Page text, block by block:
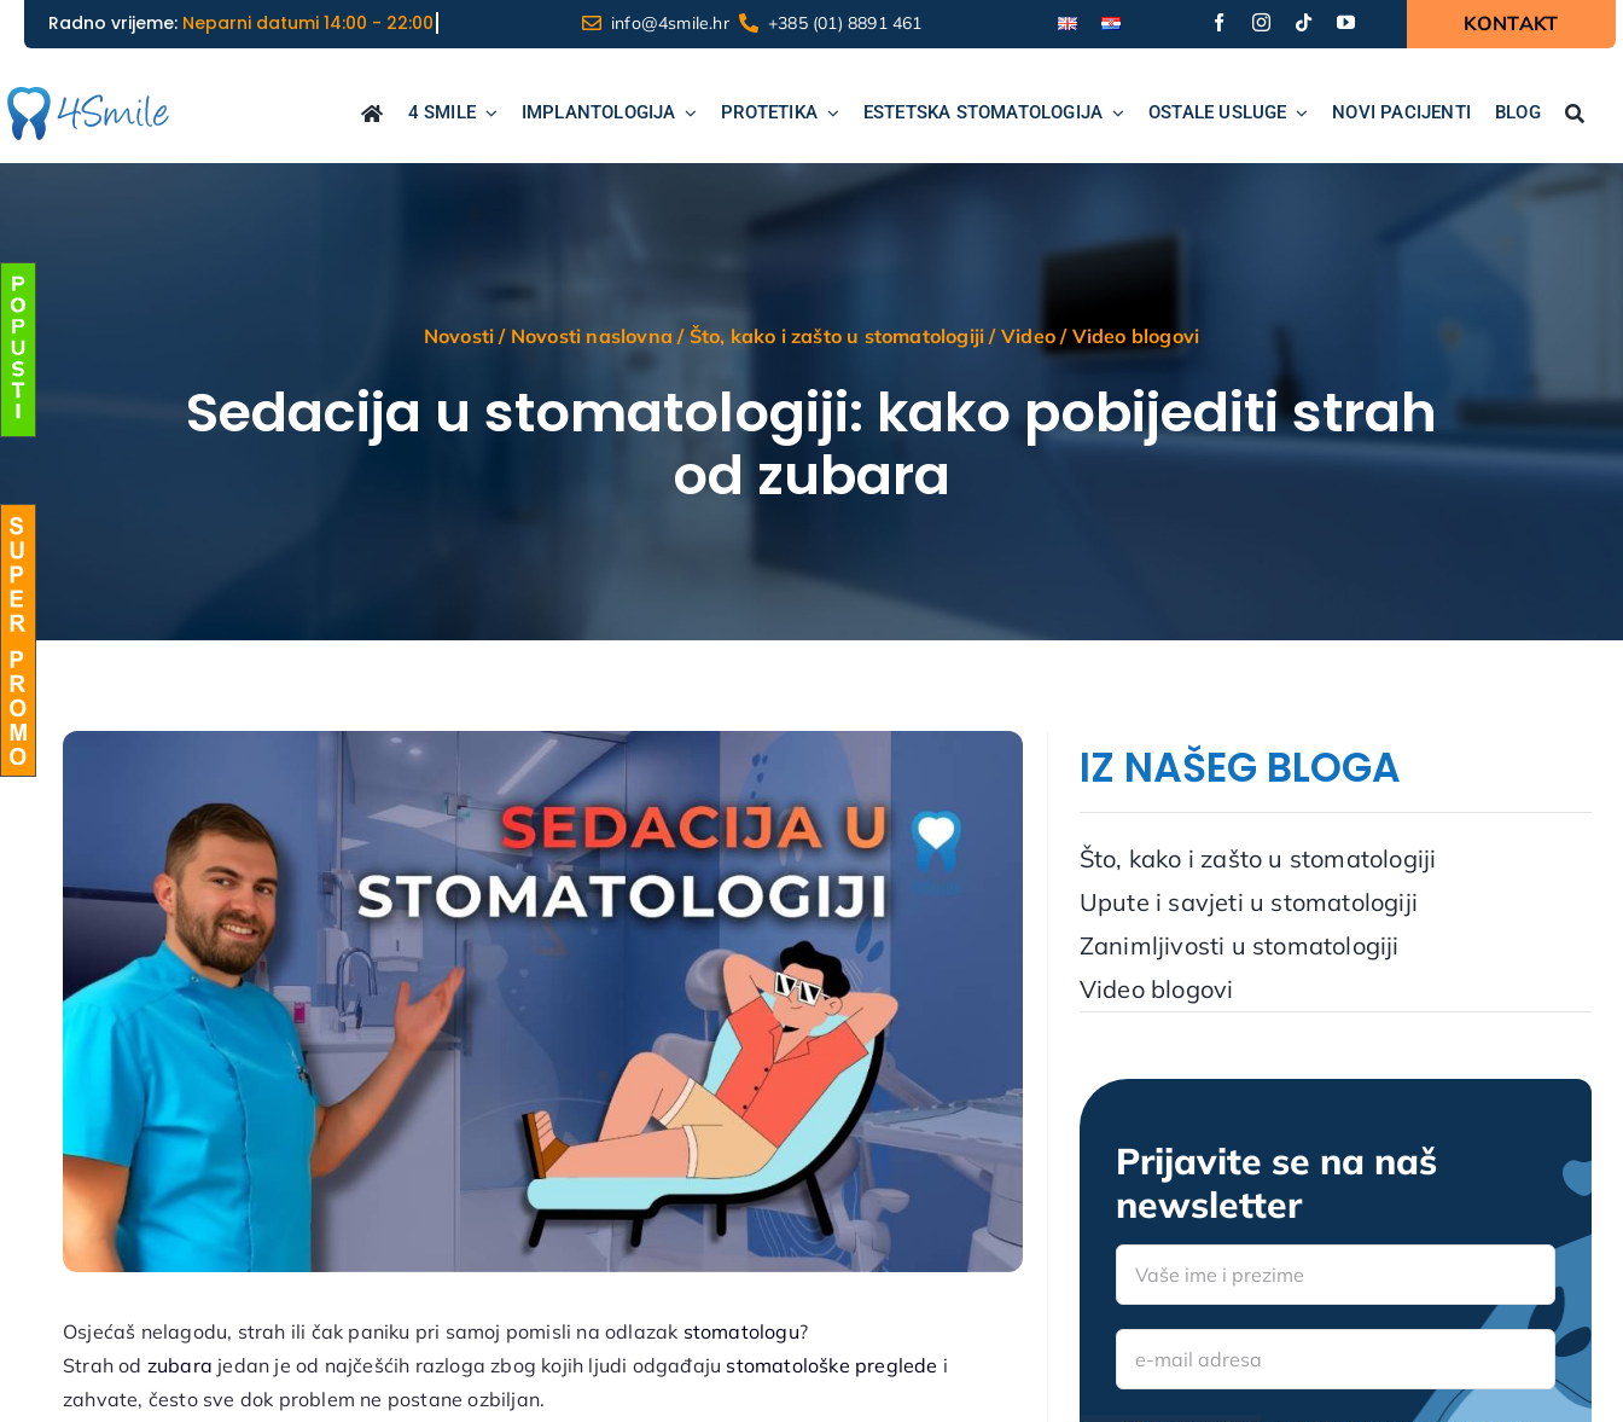
________________________________________Skip
to
Radno vrijeme: info@4smile.hr +385 (01) 8891 461 KONTAKT
4 SMILE IMPLANTOLOGIJA PROTETIKA ESTETSKA STOMATOLOGIJA OSTALE USLUGE NOVI PACIJENTI BLOG
Novosti / Novosti naslovna / Što, kako i zašto u stomatologiji / Video/ Video blogovi
Sedacija u stomatologiji: kako pobijediti strah
od zubara
Osjećaš nelagodu, strah ili čak paniku pri samoj pomisli na odlazak stomatologu?
Strah od zubara jedan je od najčešćih razloga zbog kojih ljudi odgađaju stomatološke preglede i
zahvate, često sve dok problem ne postane ozbiljan.
IZ NAŠEG BLOGA
Što, kako i zašto u stomatologiji
Upute i savjeti u stomatologiji
Zanimljivosti u stomatologiji
Video blogovi
Prijavite se na naš
newsletter